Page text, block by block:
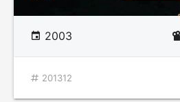
2003
201312